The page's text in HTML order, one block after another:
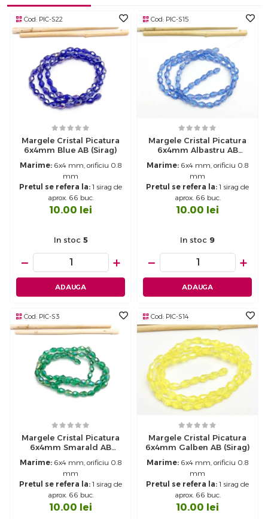
Cod: PIC-S22
Margele Cristal Picatura
6x4mm Blue AB (sirag)
Marime:6x4 mm, orificiu 0.8
mm
Pretul se refera la: 1 sirag de
aprox. 66 buc.
10.00 lei
In stoc 5
− +
ADAUGA
Cod: PIC-S15
Margele Cristal Picatura
6x4mm Albastru AB
Marime:6x4 mm, orificiu 0.8
mm
Pretul se refera la: 1 sirag de
aprox. 66 buc.
10.00 lei
In stoc 9
− +
ADAUGA
Cod: PIC-S3
Margele Cristal Picatura
6x4mm Smarald AB
Marime:6x4 mm, orificiu 0.8
mm
Pretul se refera la: 1 sirag de
aprox. 66 buc.
10.00 lei
Cod: PIC-S14
Margele Cristal Picatura
6x4mm Galben AB (sirag)
Marime:6x4 mm, orificiu 0.8
mm
Pretul se refera la: 1 sirag de
aprox. 66 buc.
10.00 lei